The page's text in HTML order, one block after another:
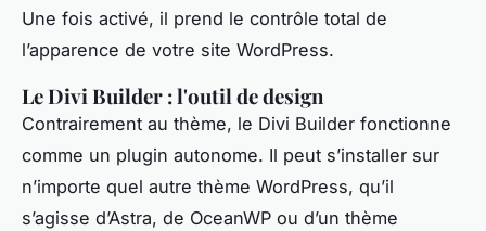
Une fois activé, il prend le contrôle total de
l’apparence de votre site WordPress.
Le Divi Builder : l'outil de design
Contrairement au thème, le Divi Builder fonctionne
comme un plugin autonome. Il peut s’installer sur
n’importe quel autre thème WordPress, qu’il
s’agisse d’Astra, de OceanWP ou d’un thème